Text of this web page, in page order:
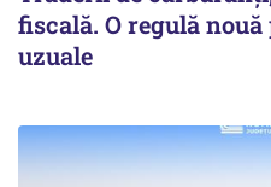
fiscală. O regulă
uzuale